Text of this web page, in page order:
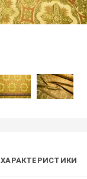
ХАРАКТЕРИСТИКИ